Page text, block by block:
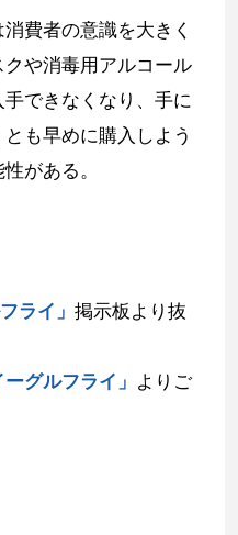
費者の意識を大きく
や消毒用アルコール
できなくなり、手に
も早めに購入しよう
がある。
ライ」 掲示板より抜
ーグルフライ」 よりご